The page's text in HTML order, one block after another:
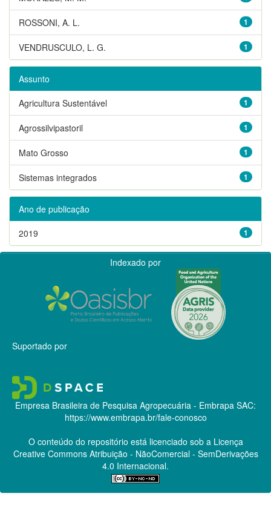
1
ROSSONI, A. L.
1
VENDRUSCULO, L. G.
Assunto
1
Agricultura Sustentável
1
Agrossilvipastoril
1
Mato Grosso
1
Sistemas integrados
Ano de publicação
1
2019
Indexado por
Suportado por
Empresa Brasileira de Pesquisa Agropecuária - Embrapa SAC:
https://www.embrapa.br/fale-conosco
O conteúdo do repositório está licenciado sob a Licença
Creative CommonsAtribuição - NãoComercial - SemDerivações
4.0 Internacional.